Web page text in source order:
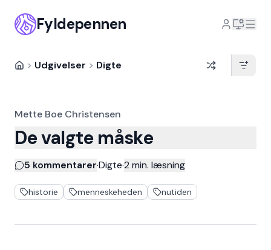
Fyldepennen
> Udgivelser > Digte
Mette Boe Christensen
De valgte måske
5 kommentarer·Digte·2 min. læsning
historie menneskeheden nutiden